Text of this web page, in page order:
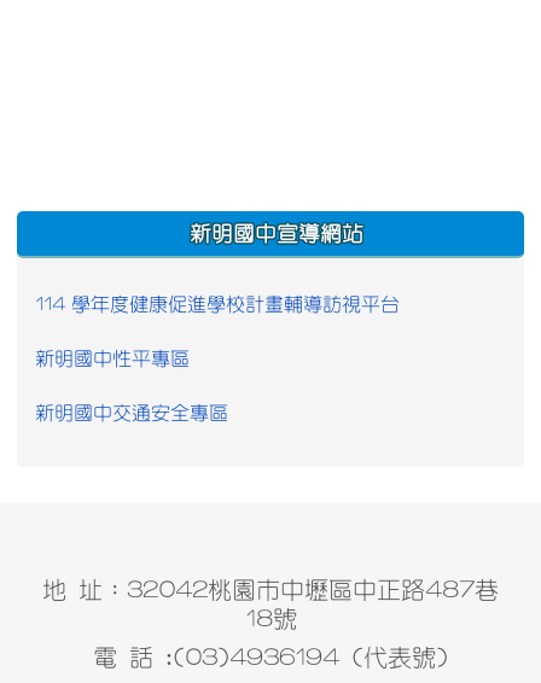
:::
新明國中宣導網站
114 學年度健康促進學校計畫輔導訪視平台
新明國中性平專區
新明國中交通安全專區
地 址：32042桃園市中壢區中正路487巷
18號
電 話 :(03)4936194 (代表號)